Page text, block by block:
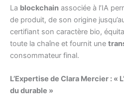
La blockchain associée à l’IA
de produit, de son origine
certifiant son caractère bio,
toute la chaîne et fournit une
consommateur final.
L’Expertise de Clara Mercier : «
du durable »